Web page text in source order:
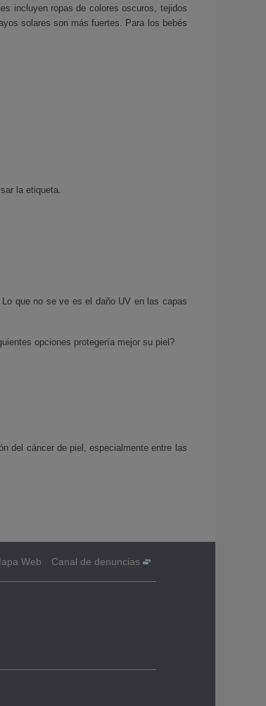
incluyen ropas de colores oscuros, tejidos
solares son más fuertes. Para los bebés
la etiqueta.
que no se ve es el daño UV en las capas
opciones protegería mejor su piel?
del cáncer de piel, especialmente entre las
Web Canal de denuncias